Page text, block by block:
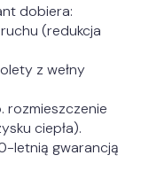
dobiera:
(redukcja
z wełny
rozmieszczenie
ciepła).
letnią gwarancją